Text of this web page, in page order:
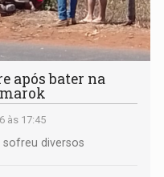
após bater na
às 17:45
sofreu diversos